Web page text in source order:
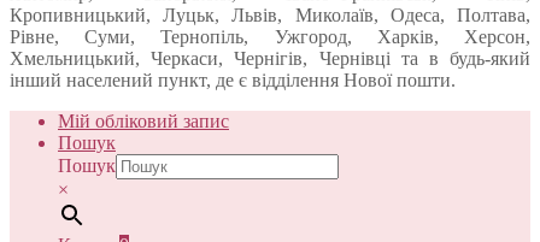
Кропивницький, Луцьк, Львів, Миколаїв, Одеса, Полтава,
Рівне, Суми, Тернопіль, Ужгород, Харків, Херсон,
Хмельницький, Черкаси, Чернігів, Чернівці та в будь-який
інший населений пункт, де є відділення Нової пошти.
Мій обліковий запис
Пошук
Пошук
×